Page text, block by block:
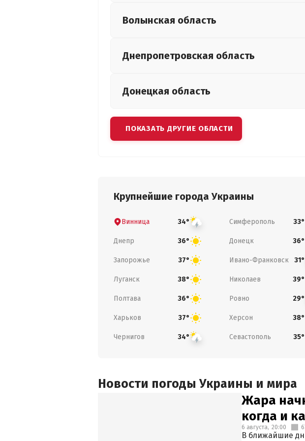
Волынская область
Днепропетровская область
Донецкая область
ПОКАЗАТЬ ДРУГИЕ ОБЛАСТИ
Крупнейшие города Украины
Винница 34° Симферополь 33°
Днепр 36° Донецк 36°
Запорожье 37° Ивано-Франковск 31°
Луганск 38° Николаев 39°
Полтава 36° Ровно 29°
Харьков 37° Херсон 38°
Чернигов 34° Севастополь 35°
Новости погоды Украины и мира
Жара
когда и
6 августа, 20:00
В ближайшие